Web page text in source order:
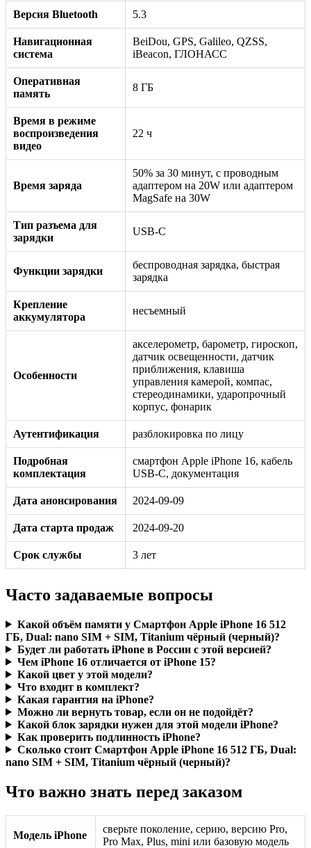
Версия Bluetooth 5.3
Навигационная
система
BeiDou, GPS, Galileo, QZSS,
iBeacon, ГЛОНАСС
Оперативная
память
8 ГБ
Время в режиме
воспроизведения
видео
22 ч
Время заряда
50% за 30 минут, с проводным
адаптером на 20W или адаптером
MagSafe на 30W
Тип разъема для
зарядки
USB-C
Функции зарядки
беспроводная зарядка, быстрая
зарядка
Крепление
аккумулятора
несъемный
Особенности
акселерометр, барометр, гироскоп,
датчик освещенности, датчик
приближения, клавиша
управления камерой, компас,
стереодинамики, ударопрочный
корпус, фонарик
Аутентификация разблокировка по лицу
Подробная
комплектация
смартфон Apple iPhone 16, кабель
USB-C, документация
Дата анонсирования 2024-09-09
Дата старта продаж 2024-09-20
Срок службы 3 лет
Часто задаваемые вопросы
Какой объём памяти у Смартфон Apple iPhone 16 512
ГБ, Dual: nano SIM + SIM, Titanium чёрный (черный)?
Будет ли работать iPhone в России с этой версией?
Чем iPhone 16 отличается от iPhone 15?
Какой цвет у этой модели?
Что входит в комплект?
Какая гарантия на iPhone?
Можно ли вернуть товар, если он не подойдёт?
Какой блок зарядки нужен для этой модели iPhone?
Как проверить подлинность iPhone?
Сколько стоит Смартфон Apple iPhone 16 512 ГБ, Dual:
nano SIM + SIM, Titanium чёрный (черный)?
Что важно знать перед заказом
Модель iPhone
сверьте поколение, серию, версию Pro,
Pro Max, Plus, mini или базовую модель